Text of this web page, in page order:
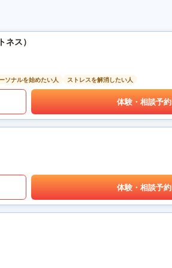
ス）
ソナルを始めたい人 ストレスを解消したい人
体験・相談予約
体験・相談予約